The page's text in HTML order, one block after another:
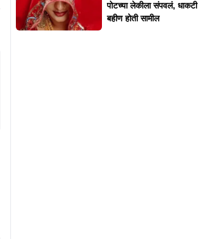
पोटच्या लेकीला संपवलं, धाकटी
बहीण होती सामील